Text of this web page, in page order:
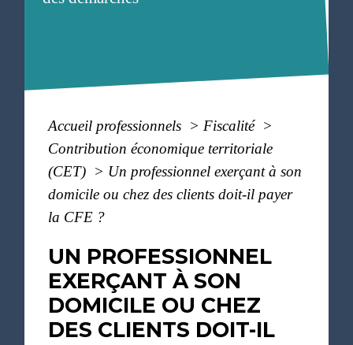
Accueil professionnels > Fiscalité >
Contribution économique territoriale
(CET) > Un professionnel exerçant à son
domicile ou chez des clients doit-il payer
la CFE ?
UN PROFESSIONNEL
EXERÇANT À SON
DOMICILE OU CHEZ
DES CLIENTS DOIT-IL